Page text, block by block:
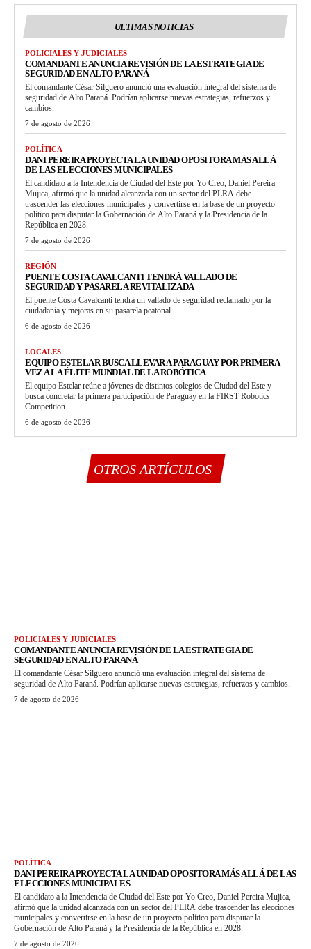
ULTIMAS NOTICIAS
POLICIALES Y JUDICIALES
COMANDANTE ANUNCIA REVISIÓN DE LA ESTRATEGIA DE
SEGURIDAD EN ALTO PARANÁ
El comandante César Silguero anunció una evaluación integral del sistema de
seguridad de Alto Paraná. Podrían aplicarse nuevas estrategias, refuerzos y
cambios.
7 de agosto de 2026
POLÍTICA
DANI PEREIRA PROYECTA LA UNIDAD OPOSITORA MÁS ALLÁ
DE LAS ELECCIONES MUNICIPALES
El candidato a la Intendencia de Ciudad del Este por Yo Creo, Daniel Pereira
Mujica, afirmó que la unidad alcanzada con un sector del PLRA debe
trascender las elecciones municipales y convertirse en la base de un proyecto
político para disputar la Gobernación de Alto Paraná y la Presidencia de la
República en 2028.
7 de agosto de 2026
REGIÓN
PUENTE COSTA CAVALCANTI TENDRÁ VALLADO DE
SEGURIDAD Y PASARELA REVITALIZADA
El puente Costa Cavalcanti tendrá un vallado de seguridad reclamado por la
ciudadanía y mejoras en su pasarela peatonal.
6 de agosto de 2026
LOCALES
EQUIPO ESTELAR BUSCA LLEVAR A PARAGUAY POR PRIMERA
VEZ A LA ÉLITE MUNDIAL DE LA ROBÓTICA
El equipo Estelar reúne a jóvenes de distintos colegios de Ciudad del Este y
busca concretar la primera participación de Paraguay en la FIRST Robotics
Competition.
6 de agosto de 2026
OTROS ARTÍCULOS
POLICIALES Y JUDICIALES
COMANDANTE ANUNCIA REVISIÓN DE LA ESTRATEGIA DE
SEGURIDAD EN ALTO PARANÁ
El comandante César Silguero anunció una evaluación integral del sistema de
seguridad de Alto Paraná. Podrían aplicarse nuevas estrategias, refuerzos y cambios.
7 de agosto de 2026
POLÍTICA
DANI PEREIRA PROYECTA LA UNIDAD OPOSITORA MÁS ALLÁ DE LAS
ELECCIONES MUNICIPALES
El candidato a la Intendencia de Ciudad del Este por Yo Creo, Daniel Pereira Mujica,
afirmó que la unidad alcanzada con un sector del PLRA debe trascender las elecciones
municipales y convertirse en la base de un proyecto político para disputar la
Gobernación de Alto Paraná y la Presidencia de la República en 2028.
7 de agosto de 2026